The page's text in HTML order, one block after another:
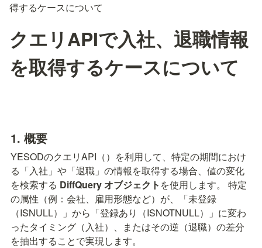
得するケースについて
クエリAPIで入社、退職情報
を取得するケースについて
1. 概要
YESODのクエリAPI（）を利用して、特定の期間におけ
る「入社」や「退職」の情報を取得する場合、値の変化
を検索する DiffQuery オブジェクト を使用します。 特定
の属性（例：会社、雇用形態など）が、「未登録
（ISNULL）」から「登録あり（ISNOTNULL）」に変わ
ったタイミング（入社）、またはその逆（退職）の差分
を抽出することで実現します。